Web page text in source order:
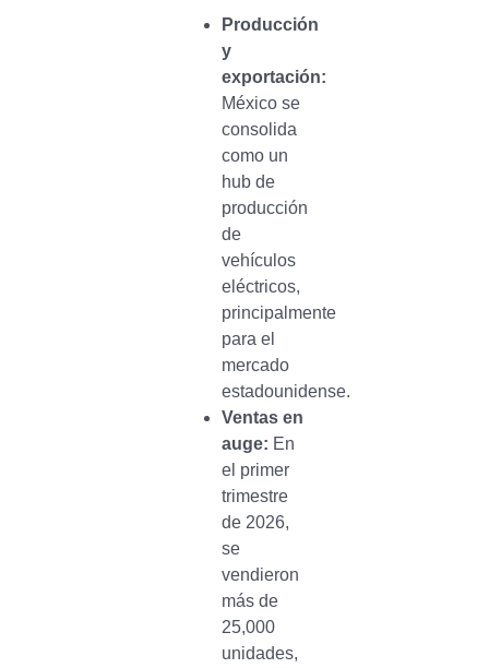
Producción
y
exportación:
México se
consolida
como un
hub de
producción
de
vehículos
eléctricos,
principalmente
para el
mercado
estadounidense.
Ventas en
auge: En
el primer
trimestre
de 2026,
se
vendieron
más de
25,000
unidades,